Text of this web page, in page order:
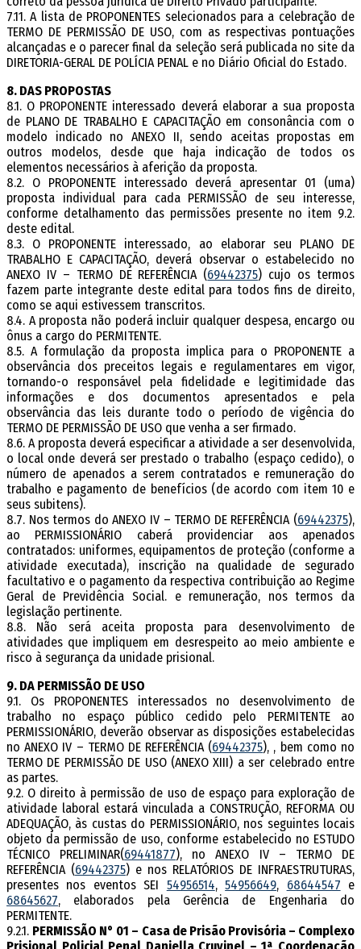
7.11. A lista de PROPONENTES selecionados para a celebração de
TERMO DE PERMISSÃO DE USO, com as respectivas pontuações
alcançadas e o parecer final da seleção será publicada no site da
DIRETORIA-GERAL DE POLÍCIA PENAL e no Diário Oficial do Estado.
8. DAS PROPOSTAS
8.1. O PROPONENTE interessado deverá elaborar a sua proposta
de PLANO DE TRABALHO E CAPACITAÇÃO em consonância com o
modelo indicado no ANEXO II, sendo aceitas propostas em
outros modelos, desde que haja indicação de todos os
elementos necessários à aferição da proposta.
8.2. O PROPONENTE interessado deverá apresentar 01 (uma)
proposta individual para cada PERMISSÃO de seu interesse,
conforme detalhamento das permissões presente no item 9.2.
deste edital.
8.3. O PROPONENTE interessado, ao elaborar seu PLANO DE
TRABALHO E CAPACITAÇÃO, deverá observar o estabelecido no
ANEXO IV – TERMO DE REFERÊNCIA (69442375) cujo os termos
fazem parte integrante deste edital para todos fins de direito,
como se aqui estivessem transcritos.
8.4. A proposta não poderá incluir qualquer despesa, encargo ou
ônus a cargo do PERMITENTE.
8.5. A formulação da proposta implica para o PROPONENTE a
observância dos preceitos legais e regulamentares em vigor,
tornando-o responsável pela fidelidade e legitimidade das
informações e dos documentos apresentados e pela
observância das leis durante todo o período de vigência do
TERMO DE PERMISSÃO DE USO que venha a ser firmado.
8.6. A proposta deverá especificar a atividade a ser desenvolvida,
o local onde deverá ser prestado o trabalho (espaço cedido), o
número de apenados a serem contratados e remuneração do
trabalho e pagamento de benefícios (de acordo com item 10 e
seus subitens).
8.7. Nos termos do ANEXO IV – TERMO DE REFERÊNCIA (69442375),
ao PERMISSIONÁRIO caberá providenciar aos apenados
contratados: uniformes, equipamentos de proteção (conforme a
atividade executada), inscrição na qualidade de segurado
facultativo e o pagamento da respectiva contribuição ao Regime
Geral de Previdência Social. e remuneração, nos termos da
legislação pertinente.
8.8. Não será aceita proposta para desenvolvimento de
atividades que impliquem em desrespeito ao meio ambiente e
risco à segurança da unidade prisional.
9. DA PERMISSÃO DE USO
9.1. Os PROPONENTES interessados no desenvolvimento de
trabalho no espaço público cedido pelo PERMITENTE ao
PERMISSIONÁRIO, deverão observar as disposições estabelecidas
no ANEXO IV – TERMO DE REFERÊNCIA (69442375), , bem como no
TERMO DE PERMISSÃO DE USO (ANEXO XIII) a ser celebrado entre
as partes.
9.2. O direito à permissão de uso de espaço para exploração de
atividade laboral estará vinculada a CONSTRUÇÃO, REFORMA OU
ADEQUAÇÃO, às custas do PERMISSIONÁRIO, nos seguintes locais
objeto da permissão de uso, conforme estabelecido no ESTUDO
TÉCNICO PRELIMINAR(69441877), no ANEXO IV – TERMO DE
REFERÊNCIA (69442375) e nos RELATÓRIOS DE INFRAESTRUTURAS,
presentes nos eventos SEI 54956514,54956649, 68644547 e
68645627, elaborados pela Gerência de Engenharia do
PERMITENTE.
9.2.1. PERMISSÃO N° 01 – Casa de Prisão Provisória – Complexo